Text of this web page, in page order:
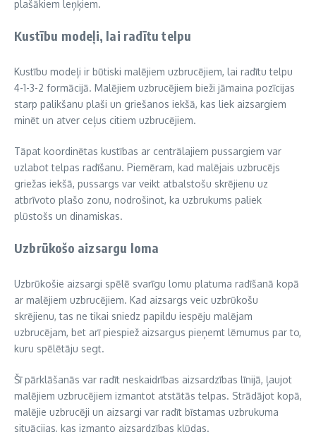
plašākiem leņķiem.
Kustību modeļi, lai radītu telpu
Kustību modeļi ir būtiski malējiem uzbrucējiem, lai radītu telpu
4-1-3-2 formācijā. Malējiem uzbrucējiem bieži jāmaina pozīcijas
starp palikšanu plaši un griešanos iekšā, kas liek aizsargiem
minēt un atver ceļus citiem uzbrucējiem.
Tāpat koordinētas kustības ar centrālajiem pussargiem var
uzlabot telpas radīšanu. Piemēram, kad malējais uzbrucējs
griežas iekšā, pussargs var veikt atbalstošu skrējienu uz
atbrīvoto plašo zonu, nodrošinot, ka uzbrukums paliek
plūstošs un dinamiskas.
Uzbrūkošo aizsargu loma
Uzbrūkošie aizsargi spēlē svarīgu lomu platuma radīšanā kopā
ar malējiem uzbrucējiem. Kad aizsargs veic uzbrūkošu
skrējienu, tas ne tikai sniedz papildu iespēju malējam
uzbrucējam, bet arī piespiež aizsargus pieņemt lēmumus par to,
kuru spēlētāju segt.
Šī pārklāšanās var radīt neskaidrības aizsardzības līnijā, ļaujot
malējiem uzbrucējiem izmantot atstātās telpas. Strādājot kopā,
malējie uzbrucēji un aizsargi var radīt bīstamas uzbrukuma
situācijas, kas izmanto aizsardzības kļūdas.